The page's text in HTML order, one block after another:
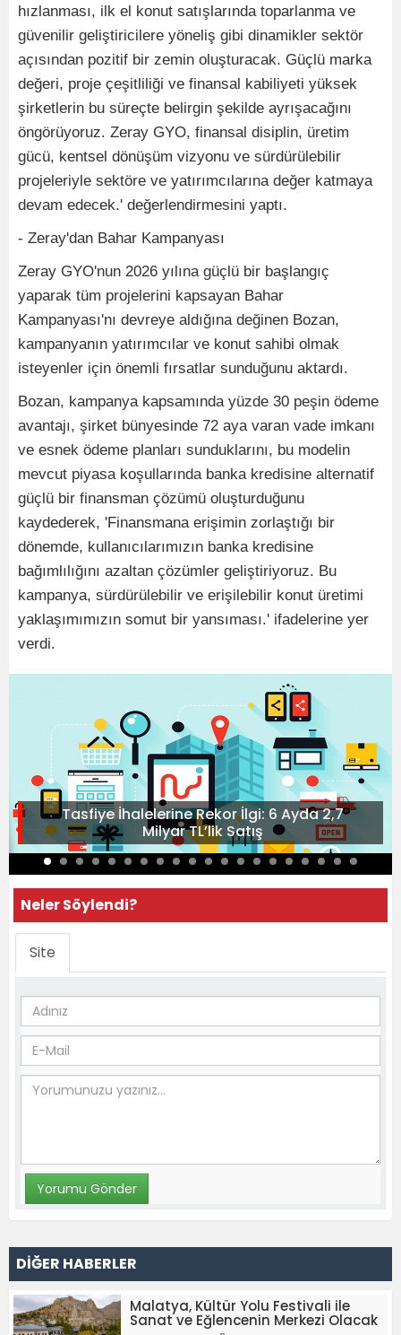
hızlanması, ilk el konut satışlarında toparlanma ve
güvenilir geliştiricilere yöneliş gibi dinamikler sektör
açısından pozitif bir zemin oluşturacak. Güçlü marka
değeri, proje çeşitliliği ve finansal kabiliyeti yüksek
şirketlerin bu süreçte belirgin şekilde ayrışacağını
öngörüyoruz. Zeray GYO, finansal disiplin, üretim
gücü, kentsel dönüşüm vizyonu ve sürdürülebilir
projeleriyle sektöre ve yatırımcılarına değer katmaya
devam edecek.' değerlendirmesini yaptı.
- Zeray'dan Bahar Kampanyası
Zeray GYO'nun 2026 yılına güçlü bir başlangıç
yaparak tüm projelerini kapsayan Bahar
Kampanyası'nı devreye aldığına değinen Bozan,
kampanyanın yatırımcılar ve konut sahibi olmak
isteyenler için önemli fırsatlar sunduğunu aktardı.
Bozan, kampanya kapsamında yüzde 30 peşin ödeme
avantajı, şirket bünyesinde 72 aya varan vade imkanı
ve esnek ödeme planları sunduklarını, bu modelin
mevcut piyasa koşullarında banka kredisine alternatif
güçlü bir finansman çözümü oluşturduğunu
kaydederek, 'Finansmana erişimin zorlaştığı bir
dönemde, kullanıcılarımızın banka kredisine
bağımlılığını azaltan çözümler geliştiriyoruz. Bu
kampanya, sürdürülebilir ve erişilebilir konut üretimi
yaklaşımımızın somut bir yansıması.' ifadelerine yer
verdi.
Tasfiye İhalelerine Rekor İlgi: 6 Ayda 2,7
Milyar TL’lik Satış
Neler Söylendi?
Site
DİĞER HABERLER
Malatya, Kültür Yolu Festivali ile
Sanat ve Eğlencenin Merkezi Olacak